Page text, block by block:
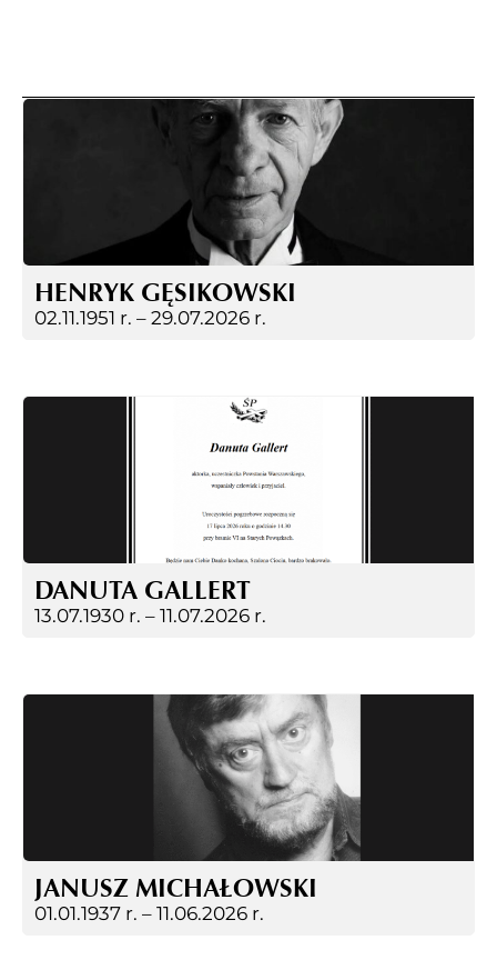
HENRYK GĘSIKOWSKI
02.11.1951 r. – 29.07.2026 r.
DANUTA GALLERT
13.07.1930 r. – 11.07.2026 r.
JANUSZ MICHAŁOWSKI
01.01.1937 r. – 11.06.2026 r.